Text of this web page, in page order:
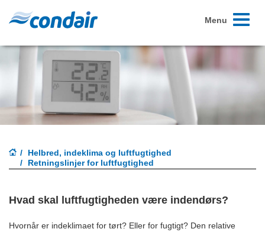
Toggle
Menu
Helbred, indeklima og luftfugtighed
Retningslinjer for luftfugtighed
Hvad skal luftfugtigheden være indendørs?
Hvornår er indeklimaet for tørt? Eller for fugtigt? Den relative